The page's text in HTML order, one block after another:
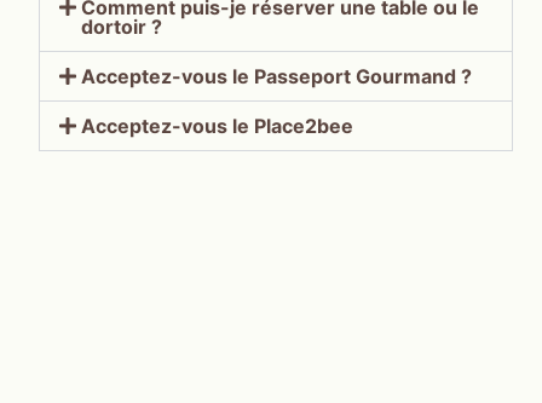
Comment puis-je réserver une table ou le
dortoir ?
Acceptez-vous le Passeport Gourmand ?
Acceptez-vous le Place2bee